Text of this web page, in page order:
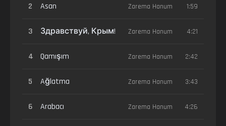
2 Asan Zarema Hanum 1:59
3 Здравствуй, Крым! Zarema Hanum 4:21
4 Qamışım Zarema Hanum 2:42
5 Ağlatma Zarema Hanum 3:43
6 Arabacı Zarema Hanum 4:26